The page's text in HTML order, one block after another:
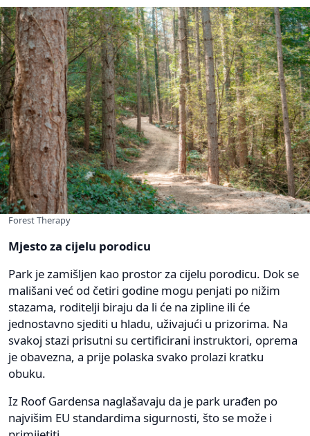
Forest Therapy
Mjesto za cijelu porodicu
Park je zamišljen kao prostor za cijelu porodicu. Dok se
mališani već od četiri godine mogu penjati po nižim
stazama, roditelji biraju da li će na zipline ili će
jednostavno sjediti u hladu, uživajući u prizorima. Na
svakoj stazi prisutni su certificirani instruktori, oprema
je obavezna, a prije polaska svako prolazi kratku
obuku.
Iz Roof Gardensa naglašavaju da je park urađen po
najvišim EU standardima sigurnosti, što se može i